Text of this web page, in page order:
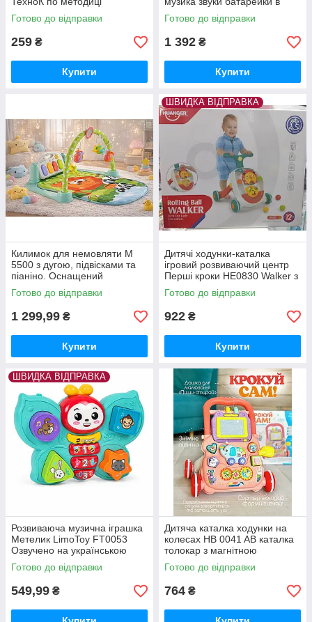
Монтессорі іграшка каталка
Готово до відправки
259 ₴
Купити
коробці
Готово до відправки
1 392 ₴
Купити
Килимок для немовляти M
5500 з дугою, підвісками та
піаніно. Оснащений
музичними ефектами та
звуками тварин.
Готово до відправки
1 299,99 ₴
Купити
ШВИДКА ВІДПРАВКА
Дитячі ходунки-каталка
ігровий розвиваючий центр
Перші кроки HE0830 Walker з
музичним та світловим
ефектами
Готово до відправки
922 ₴
Купити
ШВИДКА ВІДПРАВКА
Розвиваюча музична іграшка
Метелик LimoToy FT0053
Озвучено на українською
мовою
Готово до відправки
549,99 ₴
Дитяча каталка ходунки на
колесах HB 0041 AB каталка
толокар з магнітною
дощечкою Рожева
Готово до відправки
764 ₴